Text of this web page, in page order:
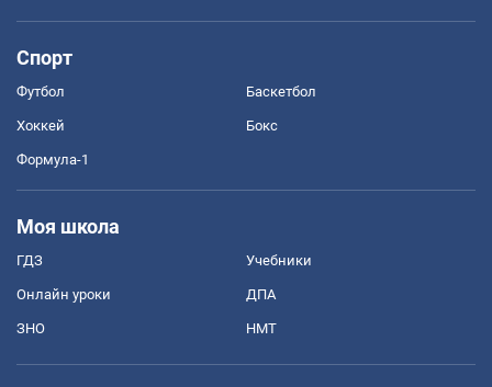
Спорт
Футбол Баскетбол
Хоккей Бокс
Формула-1
Моя школа
ГДЗ Учебники
Онлайн уроки ДПА
ЗНО НМТ